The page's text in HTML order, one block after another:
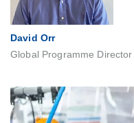
David Orr
Global Programme Director